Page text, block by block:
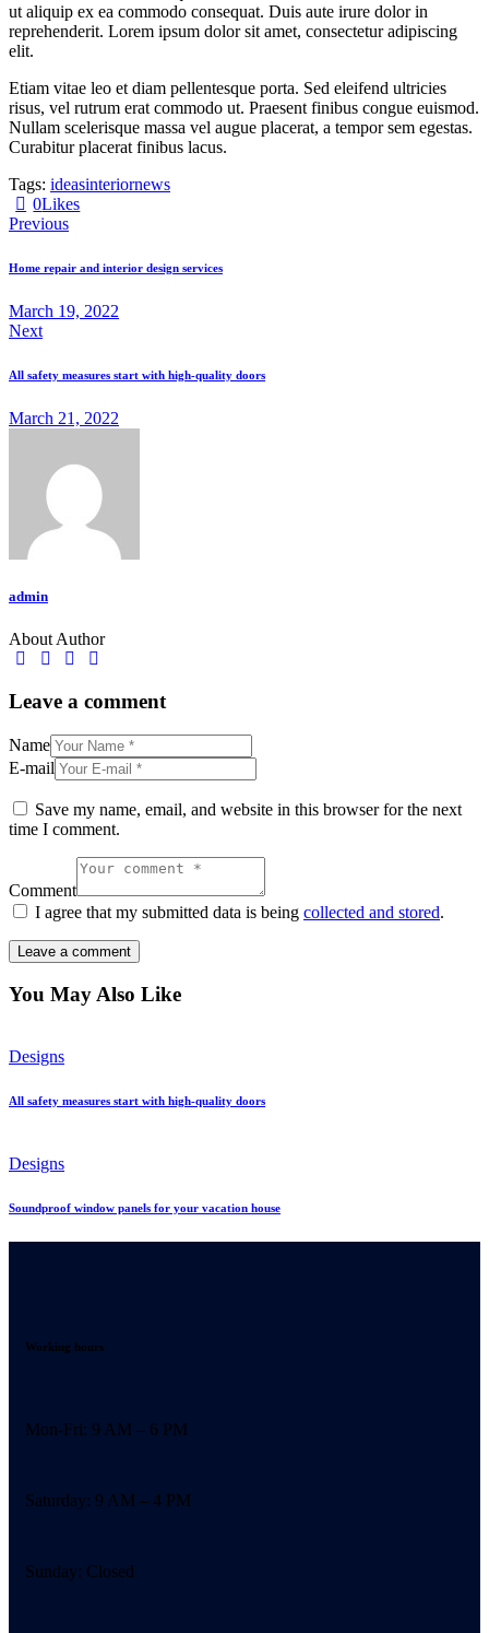
ut aliquip ex ea commodo consequat. Duis aute irure dolor in
reprehenderit. Lorem ipsum dolor sit amet, consectetur adipiscing
elit.
Etiam vitae leo et diam pellentesque porta. Sed eleifend ultricies
risus, vel rutrum erat commodo ut. Praesent finibus congue euismod.
Nullam scelerisque massa vel augue placerat, a tempor sem egestas.
Curabitur placerat finibus lacus.
Tags: ideasinteriornews
0Likes
Previous
Home repair and interior design services
March 19, 2022
Next
All safety measures start with high-quality doors
March 21, 2022
admin
About Author
Leave a comment
Name
E-mail
Save my name, email, and website in this browser for the next
time I comment.
Comment
I agree that my submitted data is being collected and stored.
You May Also Like
Designs
All safety measures start with high-quality doors
Designs
Soundproof window panels for your vacation house
Working hours
Mon-Fri: 9 AM – 6 PM
Saturday: 9 AM – 4 PM
Sunday: Closed